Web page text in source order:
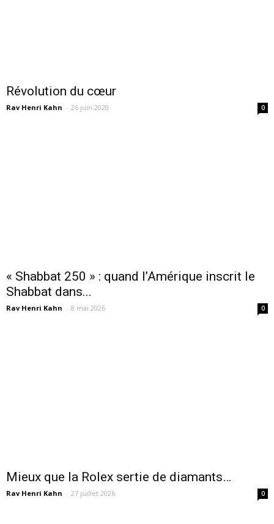
Révolution du cœur
Rav Henri Kahn - 26 juin 2020 0
« Shabbat 250 » : quand l’Amérique inscrit le
Shabbat dans...
Rav Henri Kahn - 8 mai 2026 0
Mieux que la Rolex sertie de diamants…
Rav Henri Kahn - 27 juillet 2026 0